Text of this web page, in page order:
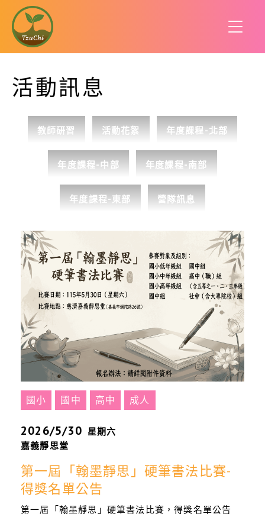
活動訊息
教師研習 活動花絮 年度課程-北部
年度課程-中部 年度課程-南部
年度課程-東部 營隊訊息
國小 國中 高中 成人
2026/5/30 星期六
嘉義靜思堂
第一屆「翰墨靜思」硬筆書法比賽-
得獎名單公告
第一屆「翰墨靜思」硬筆書法比賽，得獎名單公告